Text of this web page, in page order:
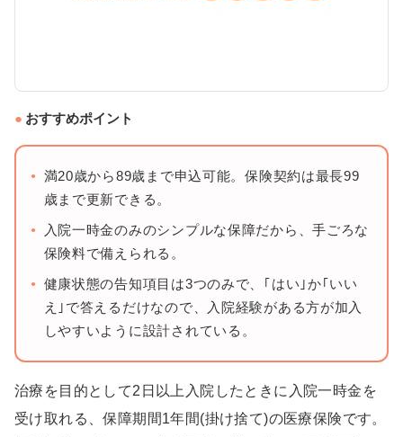
おすすめポイント
満20歳から89歳まで申込可能。保険契約は最長99
歳まで更新できる。
入院一時金のみのシンプルな保障だから、手ごろな
保険料で備えられる。
健康状態の告知項目は3つのみで、｢はい｣か｢いい
え｣で答えるだけなので、入院経験がある方が加入
しやすいように設計されている。
治療を目的として2日以上入院したときに入院一時金を
受け取れる、保障期間1年間(掛け捨て)の医療保険です。